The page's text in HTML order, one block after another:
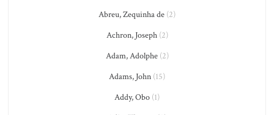
Abreu, Zequinha de (2)
Achron, Joseph(2)
Adam, Adolphe(2)
Adams, John (15)
Addy, Obo (1)